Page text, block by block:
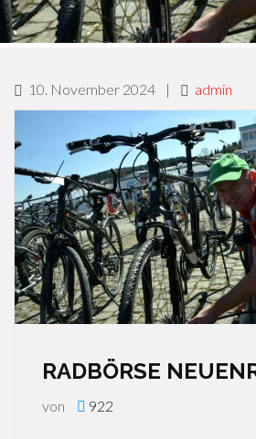
10. November 2024 | admin
RADBÖRSE
von 922